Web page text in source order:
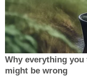
Why everything
might be wrong